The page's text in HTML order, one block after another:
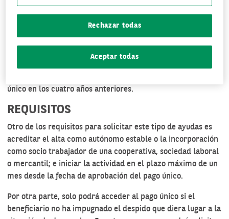
prestación por desempleo.
Para poder solicitar el pago único, el interesado no debe
Seguridad Social, y debe tener pendiente de recibir, al
único en los cuatro años anteriores.
REQUISITOS
Otro de los requisitos para solicitar este tipo de ayudas es
acreditar el alta como autónomo estable o la incorporación
como socio trabajador de una cooperativa, sociedad laboral
o mercantil; e iniciar la actividad en el plazo máximo de un
mes desde la fecha de aprobación del pago único.
Por otra parte, solo podrá acceder al pago único si el
beneficiario no ha impugnado el despido que diera lugar a la
Rechazar todas
Aceptar todas